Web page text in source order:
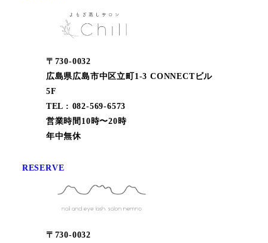
〒730-0032
広島県広島市中区立町1-3 CONNECTビル
5F
TEL : 082-569-6573
営業時間10時〜20時
年中無休
RESERVE
〒730-0032